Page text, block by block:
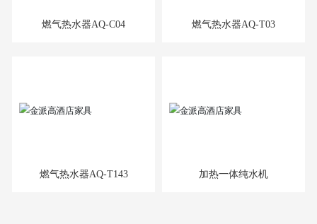
燃气热水器AQ-C04 燃气热水器AQ-T03
燃气热水器AQ-T143 加热一体纯水机